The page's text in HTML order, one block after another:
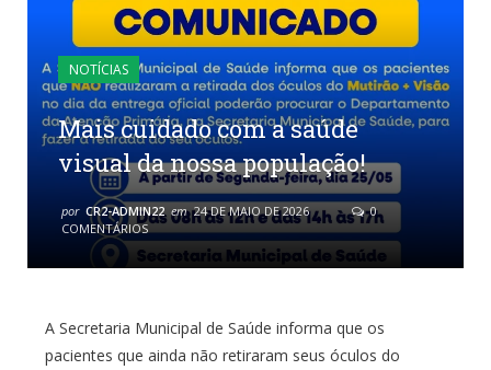
NOTÍCIAS
Mais cuidado com a saúde
visual da nossa população!
por CR2-ADMIN22 em 24 DE MAIO DE 2026
0
COMENTÁRIOS
A Secretaria Municipal de Saúde informa que os
pacientes que ainda não retiraram seus óculos do